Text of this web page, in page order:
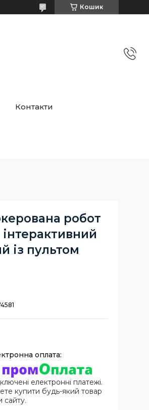
Кошик
Контакти
робот
із пультом
електронні платежі.
купити будь-який товар
сайту.